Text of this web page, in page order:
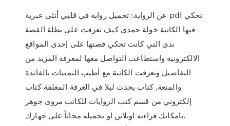
عن الرواية: تحميل رواية في قلبي أنثى عبرية pdf تحكي
فيها الكاتبة خولة حمدي كيف تعرفت على بطلة القصة
ندى التي كانت تحكي قصتها على إحدى المواقع
الالكترونية واستطاعت التواصل معها لمعرفة المزيد من
التفاصيل وتعرفت الكاتبة مع أطيب التمنيات بالفائدة
والمتعة, كتاب يحدث ليلا في الغرفة المغلقة كتاب
إلكتروني من قسم كتب الروايات للكاتب مروى جوهر
.بامكانك قراءته اونلاين او تحميله مجاناً على جهازك